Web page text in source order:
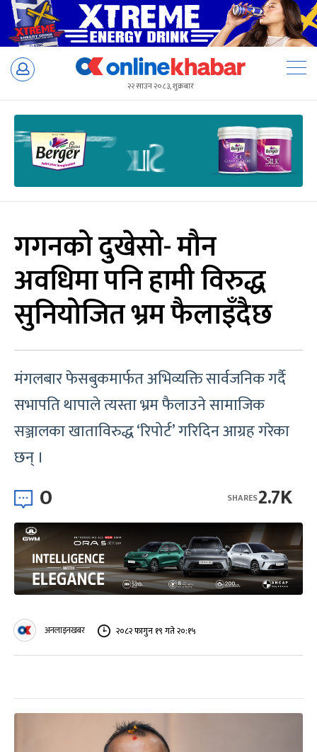
Skip
२२ साउन २०८३, शुक्रबार
गगनको दुखेसो- मौन
अवधिमा पनि हामी विरुद्ध
सुनियोजित भ्रम फैलाइँदैछ
मंगलबार फेसबुकमार्फत अभिव्यक्ति सार्वजनिक गर्दै
सभापति थापाले त्यस्ता भ्रम फैलाउने सामाजिक
सञ्जालका खाताविरुद्ध ‘रिपोर्ट’ गरिदिन आग्रह गरेका
छन् ।
0 2.7K
SHARES
अनलाइनखबर २०८२ फागुन १९ गते २०:१५